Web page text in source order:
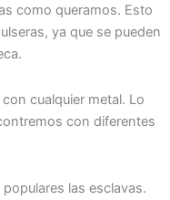
como queramos. Esto
ya que se pueden
cualquier metal. Lo
con diferentes
las esclavas.